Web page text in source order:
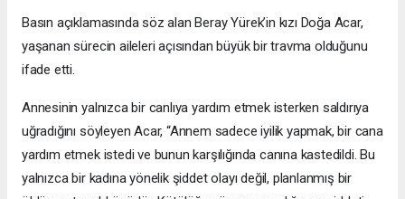
Basın açıklamasında söz alan Beray Yürek’in kızı Doğa Acar,
yaşanan sürecin aileleri açısından büyük bir travma olduğunu
ifade etti.
Annesinin yalnızca bir canlıya yardım etmek isterken saldırıya
uğradığını söyleyen Acar, “Annem sadece iyilik yapmak, bir cana
yardım etmek istedi ve bunun karşılığında canına kastedildi. Bu
yalnızca bir kadına yönelik şiddet olayı değil, planlanmış bir